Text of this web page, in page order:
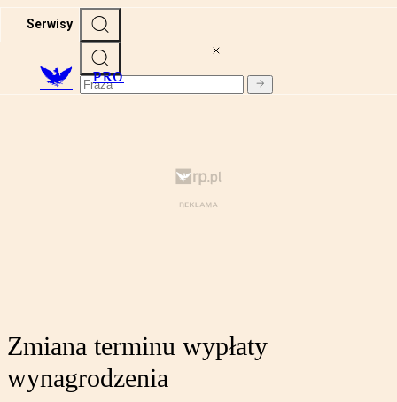
Serwisy
PRO
Zmiana terminu wypłaty
wynagrodzenia